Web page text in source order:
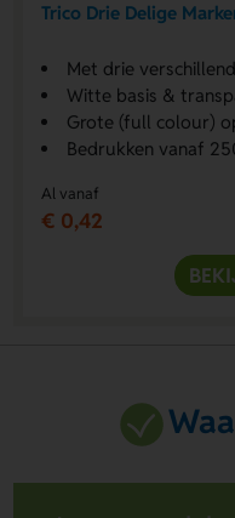
Trico Drie Delige
Met drie
Witte basis &
Grote (full colour)
Bedrukken vanaf
Al vanaf
€ 0,42